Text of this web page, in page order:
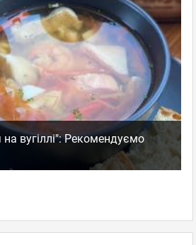
вугіллі": Рекомендуємо